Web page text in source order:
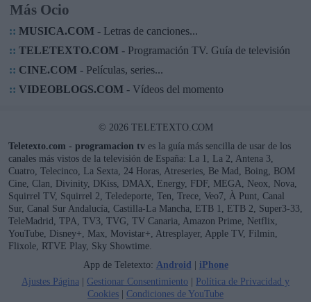
Más Ocio
:: MUSICA.COM- Letras de canciones...
:: TELETEXTO.COM- Programación TV. Guía de televisión
:: CINE.COM- Películas, series...
:: VIDEOBLOGS.COM- Vídeos del momento
© 2026 TELETEXTO.COM
Teletexto.com - programacion tv es la guía más sencilla de usar de los
canales más vistos de la televisión de España: La 1, La 2, Antena 3,
Cuatro, Telecinco, La Sexta, 24 Horas, Atreseries, Be Mad, Boing, BOM
Cine, Clan, Divinity, DKiss, DMAX, Energy, FDF, MEGA, Neox, Nova,
Squirrel TV, Squirrel 2, Teledeporte, Ten, Trece, Veo7, À Punt, Canal
Sur, Canal Sur Andalucía, Castilla-La Mancha, ETB 1, ETB 2, Super3-33,
TeleMadrid, TPA, TV3, TVG, TV Canaria, Amazon Prime, Netflix,
YouTube, Disney+, Max, Movistar+, Atresplayer, Apple TV, Filmin,
Flixole, RTVE Play, Sky Showtime.
App de Teletexto: Android | iPhone
Ajustes Página | Gestionar Consentimiento | Política de Privacidad y
Cookies | Condiciones de YouTube